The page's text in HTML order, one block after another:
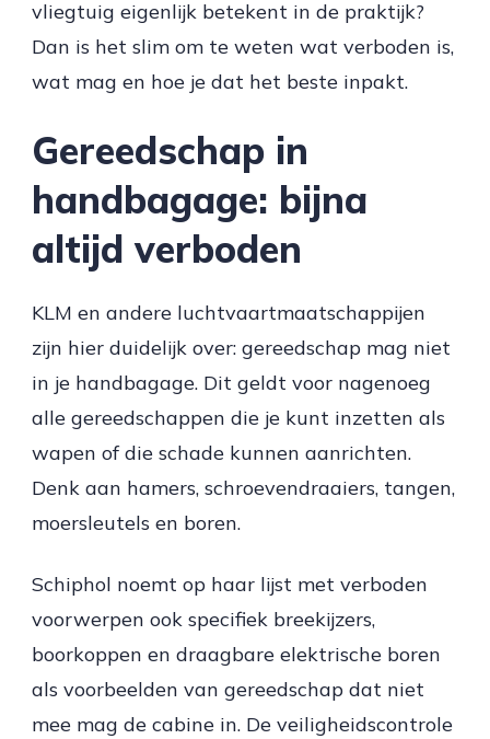
vliegtuig eigenlijk betekent in de praktijk?
Dan is het slim om te weten wat verboden is,
wat mag en hoe je dat het beste inpakt.
Gereedschap in
handbagage: bijna
altijd verboden
KLM en andere luchtvaartmaatschappijen
zijn hier duidelijk over: gereedschap mag niet
in je handbagage. Dit geldt voor nagenoeg
alle gereedschappen die je kunt inzetten als
wapen of die schade kunnen aanrichten.
Denk aan hamers, schroevendraaiers, tangen,
moersleutels en boren.
Schiphol noemt op haar lijst met verboden
voorwerpen ook specifiek breekijzers,
boorkoppen en draagbare elektrische boren
als voorbeelden van gereedschap dat niet
mee mag de cabine in. De veiligheidscontrole